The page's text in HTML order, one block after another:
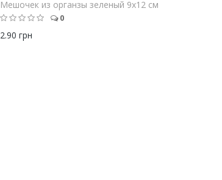
Мешочек из органзы зеленый 9х12 см
0
2.90 грн